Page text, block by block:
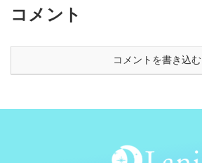
コメント
コメントを書き込む